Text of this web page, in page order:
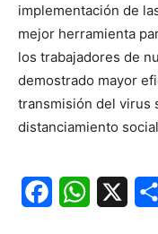
implementación de
mejor herramienta
los trabajadores de
demostrado mayor
transmisión del virus
distanciamiento
FacebookWhatsApp